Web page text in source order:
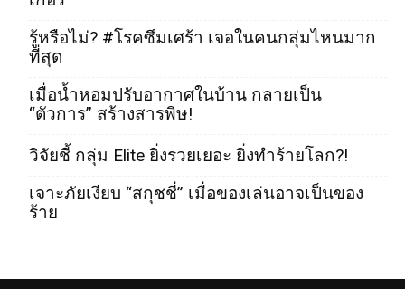
รู้หรือไม่? #โรคซึมเศร้า เจอในคนกลุ่มไหนมาก
ที่สุด
เมื่อน้ำหอมปรับอากาศในบ้าน กลายเป็น
“ตัวการ” สร้างสารพิษ!
วิจัยชี้ กลุ่ม Elite ยิ่งรวยเยอะ ยิ่งทำร้ายโลก?!
เจาะภัยเงียบ “สกุชชี่” เมื่อของเล่นอาจเป็นของ
ร้าย